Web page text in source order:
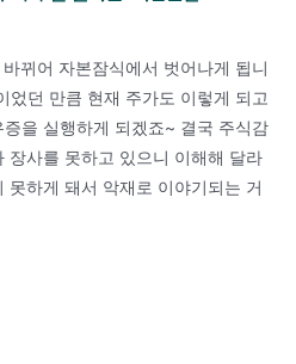
뀌어 자본잠식에서 벗어나게 됩니
었던 만큼 현재 주가도 이렇게 되고
을 실행하게 되겠죠~ 결국 주식감
장사를 못하고 있으니 이해해 달라
못하게 돼서 악재로 이야기되는 거